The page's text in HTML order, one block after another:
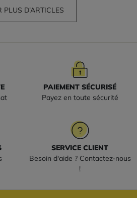
PLUS D’ARTICLES
PAIEMENT SÉCURISÉ
Payez en toute sécurité
SERVICE CLIENT
Besoin d'aide ? Contactez-nous
!